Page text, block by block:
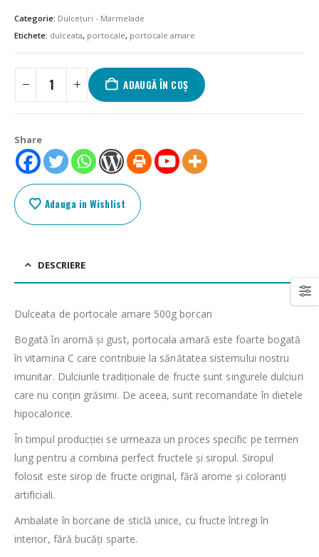
Categorie: Dulcețuri - Marmelade
Etichete: dulceata, portocale, portocale amare
ADAUGĂ ÎN COȘ
Share
Adauga in Wishlist
DESCRIERE
Dulceata de portocale amare 500g borcan
Bogată în aromă și gust, portocala amară este foarte bogată
în vitamina C care contribuie la sănătatea sistemului nostru
imunitar. Dulciurile tradiționale de fructe sunt singurele dulciuri
care nu conțin grăsimi. De aceea, sunt recomandate în dietele
hipocalorice.
În timpul producției se urmeaza un proces specific pe termen
lung pentru a combina perfect fructele și siropul. Siropul
folosit este sirop de fructe original, fără arome și coloranți
artificiali.
Ambalate în borcane de sticlă unice, cu fructe întregi în
interior, fără bucăți sparte.